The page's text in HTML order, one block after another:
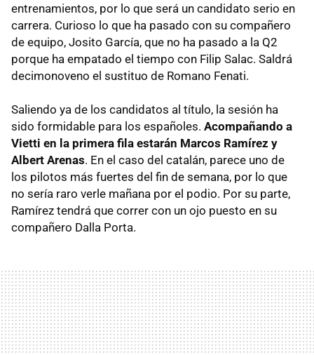
entrenamientos, por lo que será un candidato serio en
carrera. Curioso lo que ha pasado con su compañero
de equipo, Josito García, que no ha pasado a la Q2
porque ha empatado el tiempo con Filip Salac. Saldrá
decimonoveno el sustituo de Romano Fenati.
Saliendo ya de los candidatos al título, la sesión ha
sido formidable para los españoles. Acompañando a
Vietti en la primera fila estarán Marcos Ramírez y
Albert Arenas. En el caso del catalán, parece uno de
los pilotos más fuertes del fin de semana, por lo que
no sería raro verle mañana por el podio. Por su parte,
Ramírez tendrá que correr con un ojo puesto en su
compañero Dalla Porta.